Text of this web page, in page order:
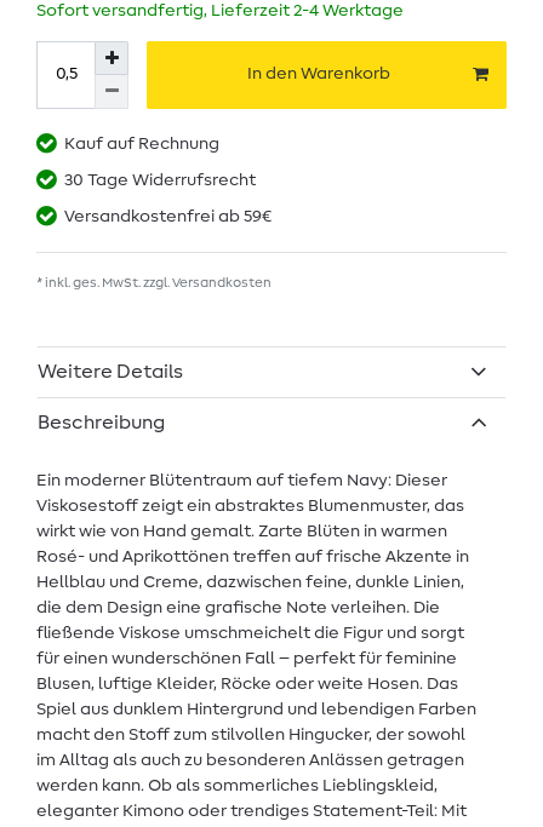
Sofort versandfertig, Lieferzeit 2-4 Werktage
In den Warenkorb
Kauf auf Rechnung
30 Tage Widerrufsrecht
Versandkostenfrei ab 59€
* inkl. ges. MwSt. zzgl. Versandkosten
Weitere Details
Beschreibung
Ein moderner Blütentraum auf tiefem Navy: Dieser
Viskosestoff zeigt ein abstraktes Blumenmuster, das
wirkt wie von Hand gemalt. Zarte Blüten in warmen
Rosé- und Aprikottönen treffen auf frische Akzente in
Hellblau und Creme, dazwischen feine, dunkle Linien,
die dem Design eine grafische Note verleihen. Die
fließende Viskose umschmeichelt die Figur und sorgt
für einen wunderschönen Fall – perfekt für feminine
Blusen, luftige Kleider, Röcke oder weite Hosen. Das
Spiel aus dunklem Hintergrund und lebendigen Farben
macht den Stoff zum stilvollen Hingucker, der sowohl
im Alltag als auch zu besonderen Anlässen getragen
werden kann. Ob als sommerliches Lieblingskleid,
eleganter Kimono oder trendiges Statement-Teil: Mit